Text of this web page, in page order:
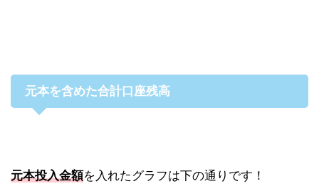
元本を含めた合計口座残高
元本投入金額を入れたグラフは下の通りです！